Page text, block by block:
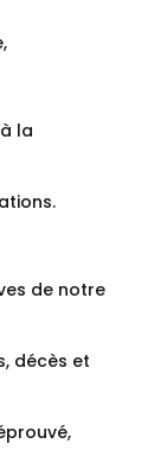
la
de notre
décès et